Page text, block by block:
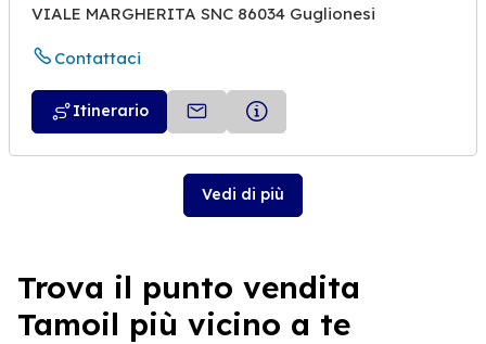
VIALE MARGHERITA SNC 86034 Guglionesi
Contattaci
Itinerario
Vedi di più
Trova il punto vendita
Tamoil più vicino a te